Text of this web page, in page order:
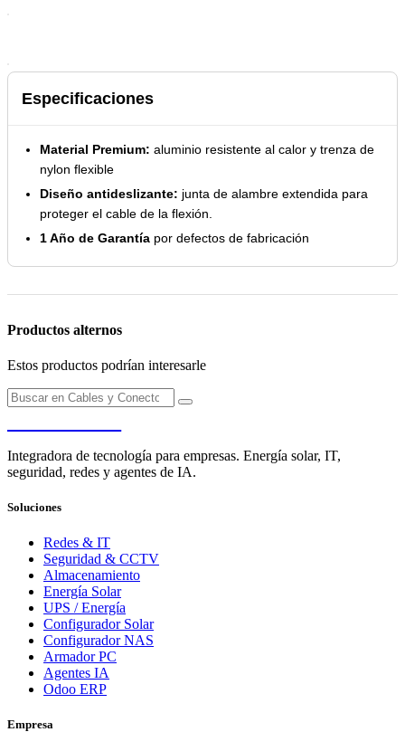
Especificaciones
Material Premium: aluminio resistente al calor y trenza de
nylon flexible
Diseño antideslizante: junta de alambre extendida para
proteger el cable de la flexión.
1 Año de Garantía por defectos de fabricación
Productos alternos
Estos productos podrían interesarle
Integradora de tecnología para empresas. Energía solar, IT,
seguridad, redes y agentes de IA.
Soluciones
Redes & IT
Seguridad & CCTV
Almacenamiento
Energía Solar
UPS / Energía
Configurador Solar
Configurador NAS
Armador PC
Agentes IA
Odoo ERP
Empresa